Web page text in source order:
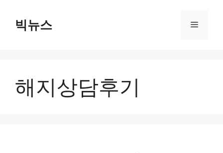
빅뉴스 메
해지상담후기